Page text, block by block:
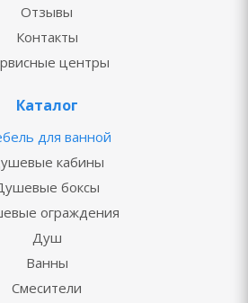
Отзывы
Контакты
центры
Каталог
для ванной
кабины
боксы
ограждения
Душ
Ванны
Смесители